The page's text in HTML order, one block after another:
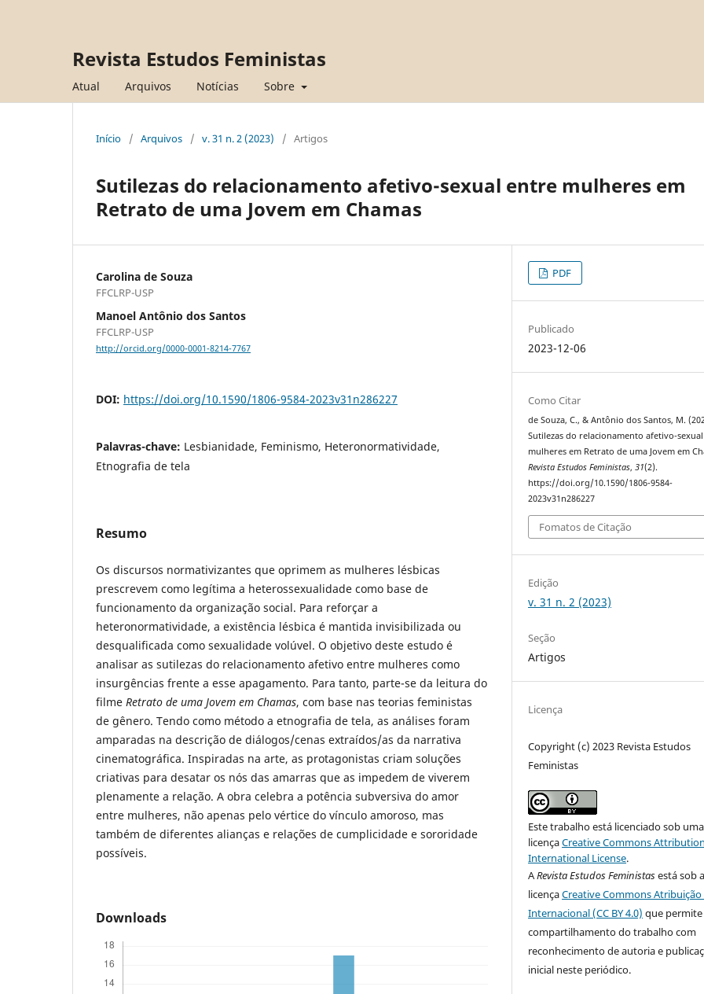
Revista Estudos Feministas
Atual Arquivos Notícias Sobre
Início / Arquivos / v. 31 n. 2 (2023) / Artigos
Sutilezas do relacionamento afetivo-sexual entre mulheres em
Retrato de uma Jovem em Chamas
Carolina de Souza
FFCLRP-USP
Manoel Antônio dos Santos
FFCLRP-USP
http://orcid.org/0000-0001-8214-7767
DOI: https://doi.org/10.1590/1806-9584-2023v31n286227
Palavras-chave: Lesbianidade, Feminismo, Heteronormatividade,
Etnografia de tela
Resumo
Os discursos normativizantes que oprimem as mulheres lésbicas
prescrevem como legítima a heterossexualidade como base de
funcionamento da organização social. Para reforçar a
heteronormatividade, a existência lésbica é mantida invisibilizada ou
desqualificada como sexualidade volúvel. O objetivo deste estudo é
analisar as sutilezas do relacionamento afetivo entre mulheres como
insurgências frente a esse apagamento. Para tanto, parte-se da leitura do
filme Retrato de uma Jovem em Chamas, com base nas teorias feministas
de gênero. Tendo como método a etnografia de tela, as análises foram
amparadas na descrição de diálogos/cenas extraídos/as da narrativa
cinematográfica. Inspiradas na arte, as protagonistas criam soluções
criativas para desatar os nós das amarras que as impedem de viverem
plenamente a relação. A obra celebra a potência subversiva do amor
entre mulheres, não apenas pelo vértice do vínculo amoroso, mas
também de diferentes alianças e relações de cumplicidade e sororidade
possíveis.
Downloads
PDF
Publicado
2023-12-06
Como Citar
de Souza, C., & Antônio dos Santos, M.
Sutilezas do relacionamento afetivo-
mulheres em Retrato de uma Jovem em
Revista Estudos Feministas,31(2).
https://doi.org/10.1590/1806-9584-
2023v31n286227
Fomatos de Citação
Edição
v. 31 n. 2 (2023)
Seção
Artigos
Licença
Copyright (c) 2023 Revista Estudos
Feministas
Este trabalho está licenciado sob uma
licençaCreative Commons
International License.
ARevista Estudos Feministasestá sob a
licençaCreative Commons Atribuição
Internacional (CC BY 4.0) que
compartilhamento do trabalho com
reconhecimento de autoria e
inicial neste periódico.